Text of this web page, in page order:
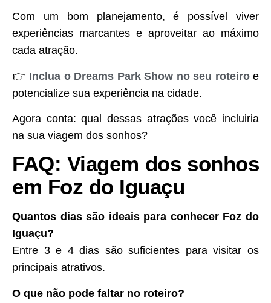
Com um bom planejamento, é possível viver
experiências marcantes e aproveitar ao máximo
cada atração.
👉 Inclua o Dreams Park Show no seu roteiroe
potencialize sua experiência na cidade.
Agora conta: qual dessas atrações você incluiria
na sua viagem dos sonhos?
FAQ: Viagem dos sonhos
em Foz do Iguaçu
Quantos dias são ideais para conhecer Foz do
Iguaçu?
Entre 3 e 4 dias são suficientes para visitar os
principais atrativos.
O que não pode faltar no roteiro?